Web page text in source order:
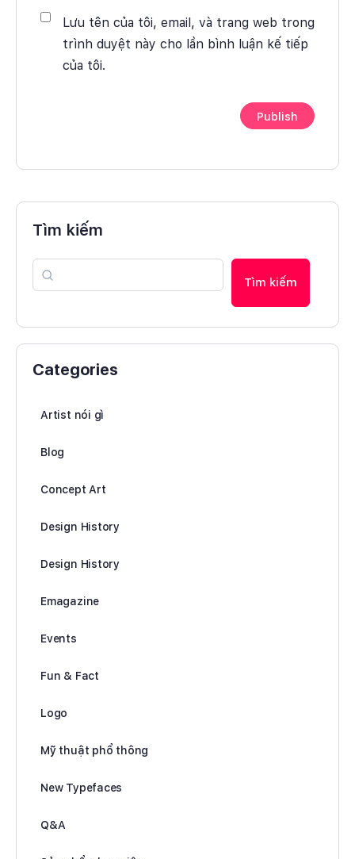
Lưu tên của tôi, email, và trang web trong
trình duyệt này cho lần bình luận kế tiếp
của tôi.
Tìm kiếm
Tìm kiếm
Categories
Artist nói gì
Blog
Concept Art
Design History
Design History
Emagazine
Events
Fun & Fact
Logo
Mỹ thuật phổ thông
New Typefaces
Q&A